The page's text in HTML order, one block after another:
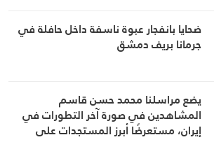
ضحايا بانفجار عبوة ناسفة داخل حافلة في
جرمانا بريف دمشق
يضع مراسلنا محمد حسن قاسم
المشاهدين في صورة آخر التطورات في
إيران، مستعرضًا أبرز المستجدات على